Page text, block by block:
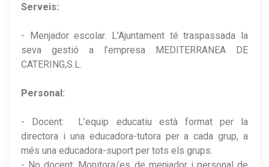
Serveis:
- Menjador escolar. L’Ajuntament té traspassada la
seva gestió a l’empresa MEDITERRANEA DE
CATERING,S.L.
Personal:
- Docent: L’equip educatiu està format per la
directora i una educadora-tutora per a cada grup, a
més una educadora-suport per tots els grups.
- No docent: Monitora/es de menjador i personal de